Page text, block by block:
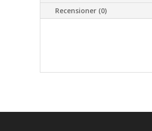
Recensioner (0)